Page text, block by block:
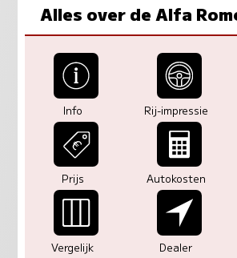
Alles over de Alfa
Info Rij-impressie
Prijs Autokosten
Vergelijk Dealer